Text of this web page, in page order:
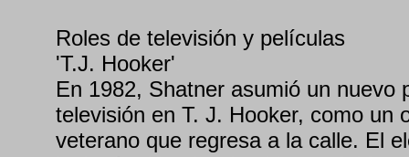
Roles de televisión y películas
'T.J. Hooker'
En 1982, Shatner asumió un nuevo
televisión en T. J. Hooker, como un
veterano que regresa a la calle. El